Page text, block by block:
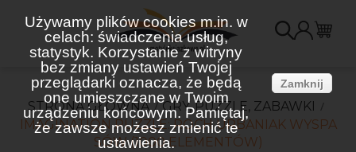
Używamy plików cookies m.in. w
celach: świadczenia usług,
statystyk. Korzystanie z witryny
bez zmiany ustawień Twojej
przeglądarki oznacza, że będą
one umieszczane w Twoim
urządzeniu końcowym. Pamiętaj,
że zawsze możesz zmienić te
ustawienia.
Zamknij
STRONA GŁÓWNA
GRY, PUZZLE, ZABAWKI
IMAGINATION PUZZLE: ROCH URBANIAK WYSPA
SÓW (1000 ELEMENTÓW)